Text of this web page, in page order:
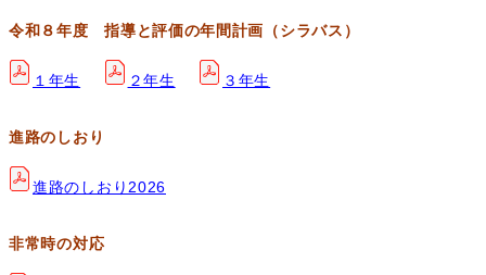
令和８年度 指導と評価の年間計画（シラバス）
１年生 ２年生 ３年生
進路のしおり
進路のしおり2026
非常時の対応